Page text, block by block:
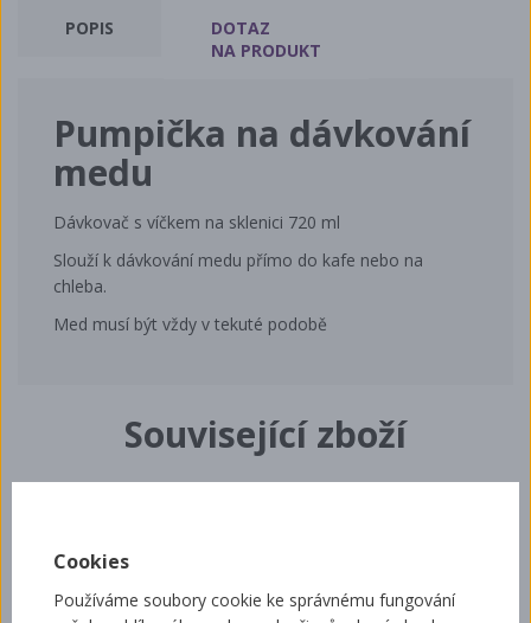
POPIS
DOTAZ
NA PRODUKT
Pumpička na dávkování
medu
Dávkovač s víčkem na sklenici 720 ml
Slouží k dávkování medu přímo do kafe nebo na
chleba.
Med musí být vždy v tekuté podobě
Související zboží
Cookies
Používáme soubory cookie ke správnému fungování